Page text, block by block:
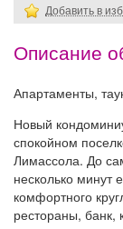
Добавить в
Описание
Апартаменты,
Новый
спокойном
Лимассола. До
несколько минут
комфортного
рестораны, банк,